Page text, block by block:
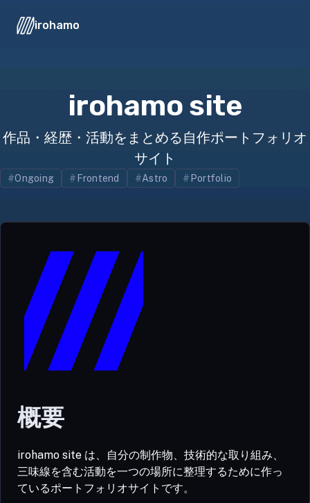
irohamo
irohamo site
作品・経歴・活動をまとめる自作ポートフォリオ
サイト
Ongoing Frontend Astro Portfolio
概要
irohamo site は、自分の制作物、技術的な取り組み、
三味線を含む活動を一つの場所に整理するために作っ
ているポートフォリオサイトです。